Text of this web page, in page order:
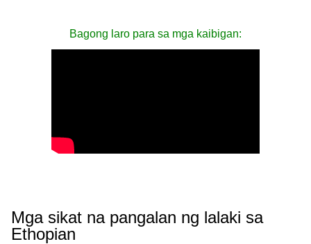
Bagong laro para sa mga kaibigan:
Mga sikat na pangalan ng lalaki sa
Ethopian